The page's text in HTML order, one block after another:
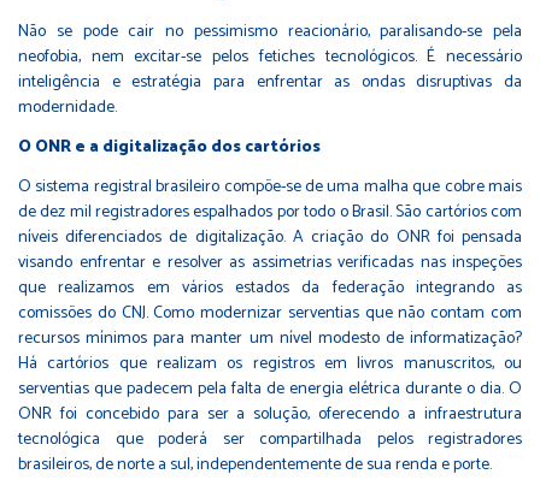
Não se pode cair no pessimismo reacionário, paralisando-se pela
neofobia, nem excitar-se pelos fetiches tecnológicos. É necessário
inteligência e estratégia para enfrentar as ondas disruptivas da
modernidade.
O ONR e a digitalização dos cartórios
O sistema registral brasileiro compõe-se de uma malha que cobre mais
de dez mil registradores espalhados por todo o Brasil. São cartórios com
níveis diferenciados de digitalização. A criação do ONR foi pensada
visando enfrentar e resolver as assimetrias verificadas nas inspeções
que realizamos em vários estados da federação integrando as
comissões do CNJ. Como modernizar serventias que não contam com
recursos mínimos para manter um nível modesto de informatização?
Há cartórios que realizam os registros em livros manuscritos, ou
serventias que padecem pela falta de energia elétrica durante o dia. O
ONR foi concebido para ser a solução, oferecendo a infraestrutura
tecnológica que poderá ser compartilhada pelos registradores
brasileiros, de norte a sul, independentemente de sua renda e porte.